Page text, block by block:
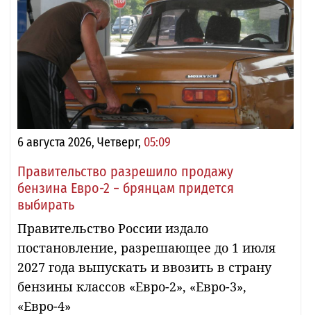
6 августа 2026, Четверг, 05:09
Правительство разрешило продажу
бензина Евро-2 − брянцам придется
выбирать
Правительство России издало
постановление, разрешающее до 1 июля
2027 года выпускать и ввозить в страну
бензины классов «Евро-2», «Евро-3»,
«Евро-4»